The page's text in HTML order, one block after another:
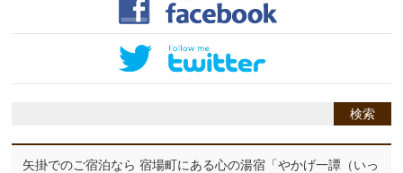
矢掛でのご宿泊なら 宿場町にある心の湯宿「やかげ一譚（いっ